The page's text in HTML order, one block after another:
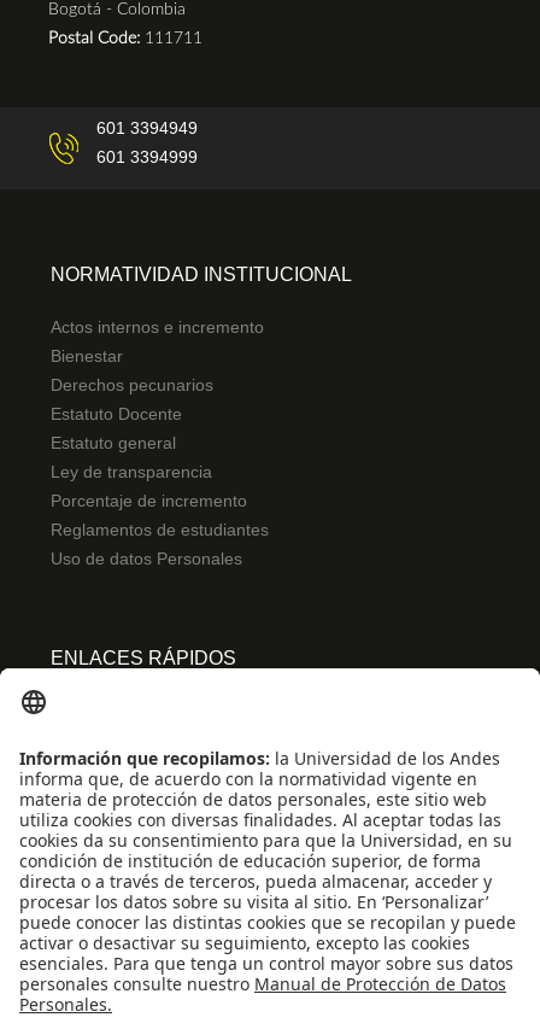
Bogotá - Colombia
Postal Code: 111711
601 3394949
601 3394999
NORMATIVIDAD INSTITUCIONAL
Actos internos e incremento
Bienestar
Derechos pecunarios
Estatuto Docente
Estatuto general
Ley de transparencia
Porcentaje de incremento
Reglamentos de estudiantes
Uso de datos Personales
ENLACES RÁPIDOS
Convivencia y transparencia
Emergencias: Extensión 0000
Eventos destacados
Mapa del Sitio
Multimedia
Noticias
Preguntas frecuentes